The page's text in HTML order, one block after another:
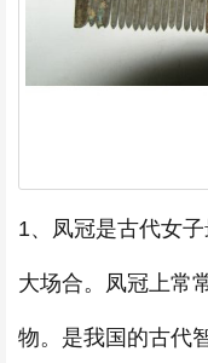
1、凤冠是古代女
大场合。凤冠上常
物。是我国的古代